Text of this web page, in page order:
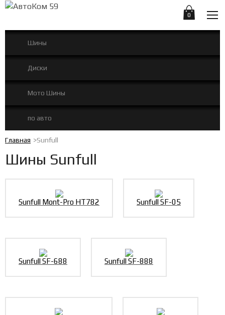
0
Шины
Диски
Мото Шины
по авто
Главная Sunfull
Шины Sunfull
Sunfull Mont-Pro HT782 Sunfull SF-05
Sunfull SF-688 Sunfull SF-888